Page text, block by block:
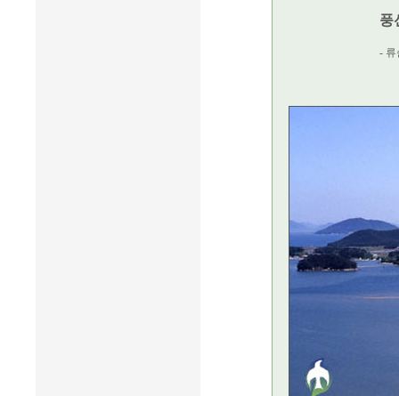
풍
- 류